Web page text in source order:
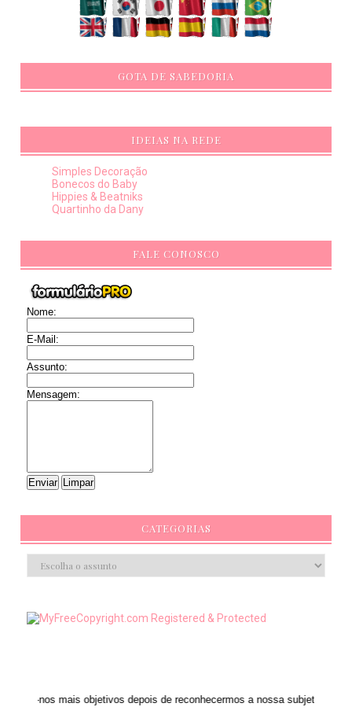
GOTA DE SABEDORIA
IDEIAS NA REDE
Simples Decoração
Bonecos do Baby
Hippies & Beatniks
Quartinho da Dany
FALE CONOSCO
Nome:
E-Mail:
Assunto:
Mensagem:
CATEGORIAS
objetivos depois de reconhecermos a nossa subjetividade." ANAIS NIN